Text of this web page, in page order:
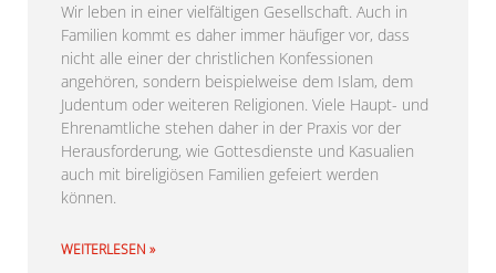
Wir leben in einer vielfältigen Gesellschaft. Auch in
Familien kommt es daher immer häufiger vor, dass
nicht alle einer der christlichen Konfessionen
angehören, sondern beispielweise dem Islam, dem
Judentum oder weiteren Religionen. Viele Haupt- und
Ehrenamtliche stehen daher in der Praxis vor der
Herausforderung, wie Gottesdienste und Kasualien
auch mit bireligiösen Familien gefeiert werden
können.
WEITERLESEN »